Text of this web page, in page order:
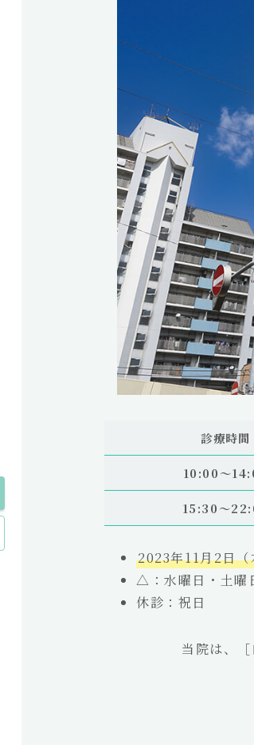
診療時間
10:00〜
15:30～
2023年11月2日
△：水曜日・土曜
休診：祝日
当院は、